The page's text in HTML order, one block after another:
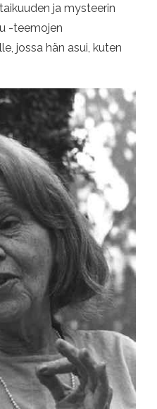
ja mysteerin
-teemojen
jossa hän asui, kuten